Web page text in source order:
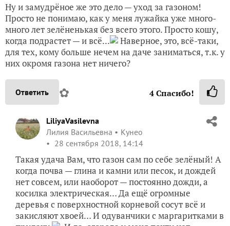
Ну и замудрёное же это дело — уход за газоном!
Просто не понимаю, как у меня лужайка уже много-
много лет зелёненькая без всего этого. Просто кошу,
когда подрастет — и всё...
Наверное, это, всё-таки,
для тех, кому больше нечем на даче заниматься, т.к. у
них окромя газона нет ничего?
Ответить ✿ 4Спасибо!
LiliyaVasilevna
Лилия Васильевна
Кунео
28 сентября 2018, 14:14
Такая удача Вам, что газон сам по себе зелёный! А
когда почва — глина и камни или песок, и дождей
нет совсем, или наоборот — постоянно дожди, а
косилка электрическая… Да ещё огромные
деревья с поверхностной корневой сосут всё и
закисляют хвоей… И одуванчики с маргаритками в